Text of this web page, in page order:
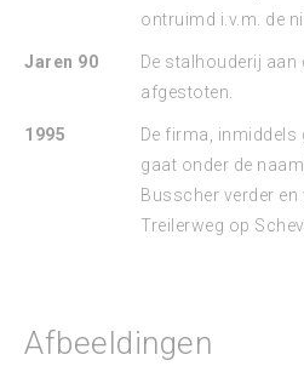
ontruimd i.v.m. de
Jaren 90
De stalhouderij
afgestoten.
1995
De firma, inmiddels
gaat onder de
Busscher verder
Treilerweg op
Afbeeldingen